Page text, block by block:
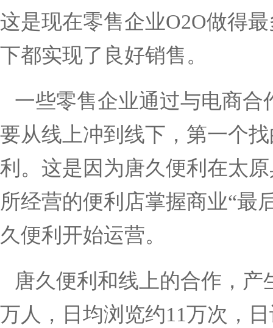
这是现在零售企业O2O做得
下都实现了良好销售。
一些零售企业通过与电商合
要从线上冲到线下，第一个
利。这是因为唐久便利在太
所经营的便利店掌握商业“最
久便利开始运营。
唐久便利和线上的合作，
万人，日均浏览约11万次，